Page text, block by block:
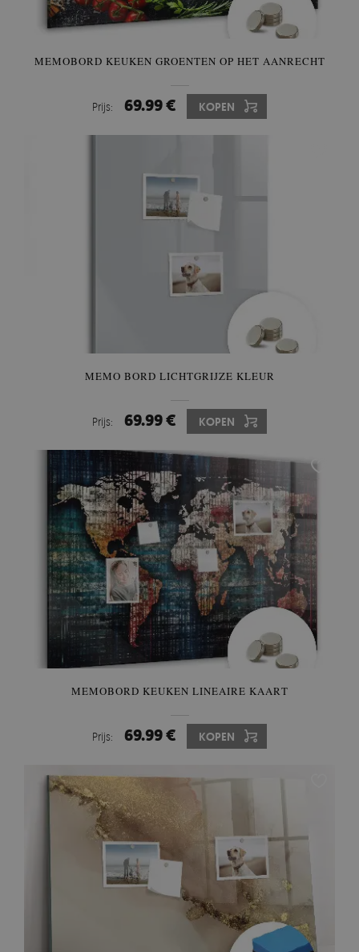
MEMOBORD KEUKEN GROENTEN OP HET AANRECHT
Prijs: 69.99 € KOPEN
MEMO BORD LICHTGRIJZE KLEUR
Prijs: 69.99 € KOPEN
MEMOBORD KEUKEN LINEAIRE KAART
Prijs: 69.99 € KOPEN